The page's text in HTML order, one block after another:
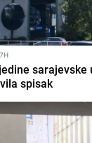
sarajevske
spisak